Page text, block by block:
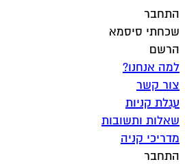
Skip
to
content
התחבר
שכחתי סיסמא
הרשם
למה אנחנו?
צור קשר
עגלת קניות
שאלות ותשובות
מדריכי קניה
התחבר